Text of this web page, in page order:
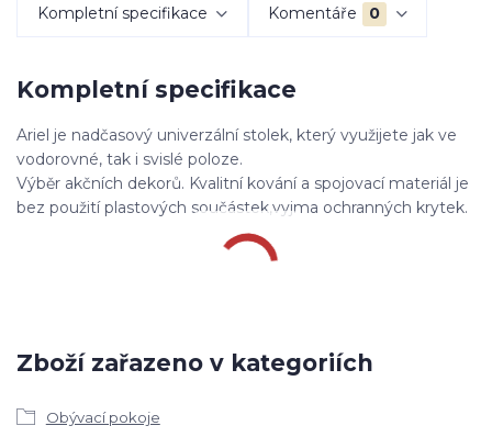
Kompletní specifikace Komentáře 0
Kompletní specifikace
Ariel je nadčasový univerzální stolek, který využijete jak ve
vodorovné, tak i svislé poloze.
Výběr akčních dekorů. Kvalitní kování a spojovací materiál je
bez použití plastových součástek,vyjma ochranných krytek.
Zboží zařazeno v kategoriích
Obývací pokoje